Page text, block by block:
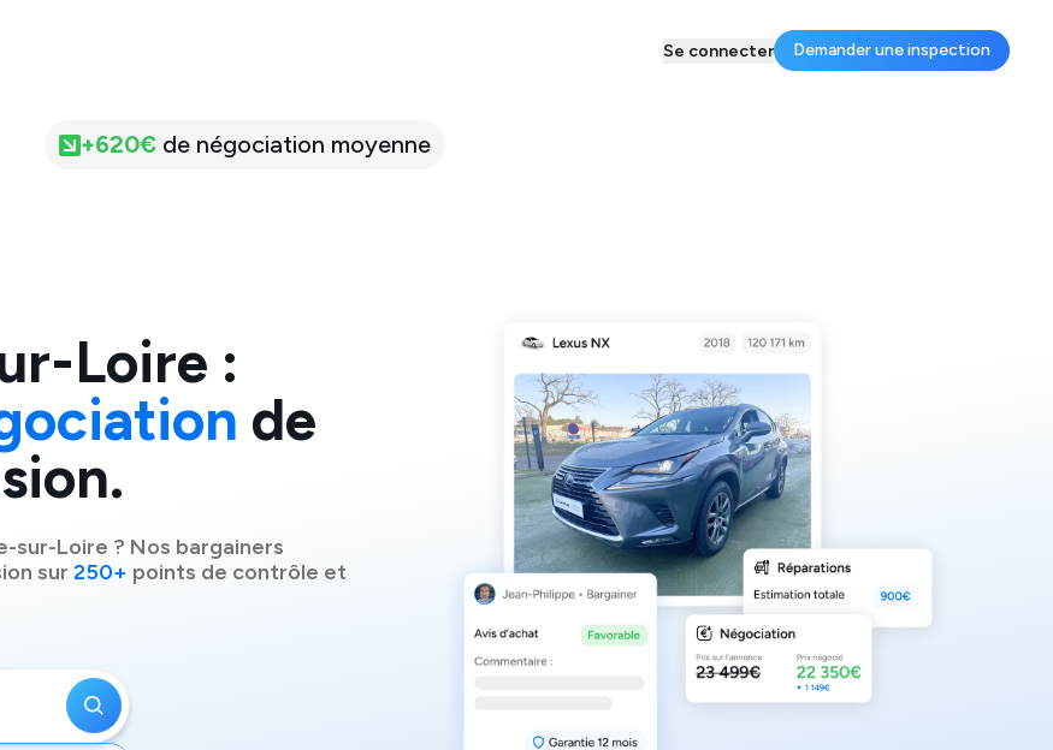
Se connecter Demander une inspection
+620€ de négociation moyenne
Loire :
de
sur-Loire ? Nos bargainers
sur 250+ points de contrôle et